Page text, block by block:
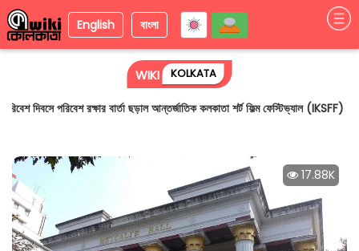
English বাংলা
WIKI KOLKATA
বিশ্ব পরিবেশ দিবসে পরিবেশ রক্ষার বার্তা ছড়াল আন্তর্জাতিক কলকাতা শর্ট ফিল্ম ফেস্টিভ্যাল
17.88K